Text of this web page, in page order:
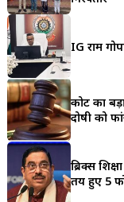
IG राम
कोर्ट का
दोषी को
ब्रिक्स
तय हुए 5